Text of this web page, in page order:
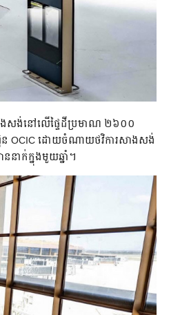
ាងសង់នៅលើផ្ទៃដីប្រមាណ ២៦០០
ន OCIC ដោយចំណាយថវិការសាងសង់
ាក់ក្នុងមួយឆ្នាំ។